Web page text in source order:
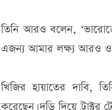
তিনি আরও বলেন,
এজন্য আমার লক্ষ্য আরও
খিজির হায়াতের দাবি,
করেছেন। দড়ি দিয়ে